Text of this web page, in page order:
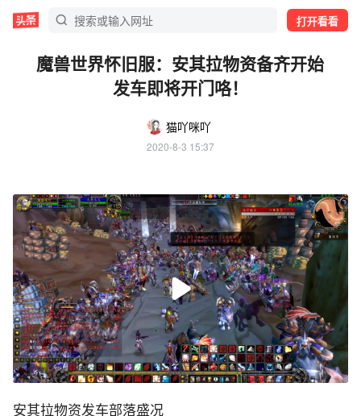
打开看看
魔兽世界怀旧服：安其拉物资备齐开始
发车即将开门咯！
猫吖咪吖
2020-8-3 15:37
安其拉物资发车部落盛况